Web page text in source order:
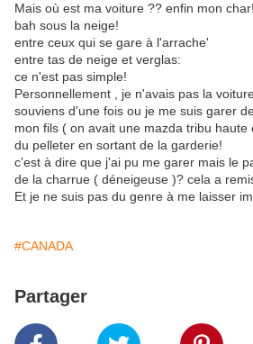
Mais où est ma voiture ?? enfin mon char!
bah sous la neige!
entre ceux qui se gare à l'arrache'
entre tas de neige et verglas:
ce n'est pas simple!
Personnellement , je n'avais pas la
souviens d'une fois ou je me suis garer
mon fils ( on avait une mazda tribu
du pelleter en sortant de la garderie!
c'est à dire que j'ai pu me garer mais le
de la charrue ( déneigeuse )? cela a
Et je ne suis pas du genre à me laisser
#CANADA
Partager